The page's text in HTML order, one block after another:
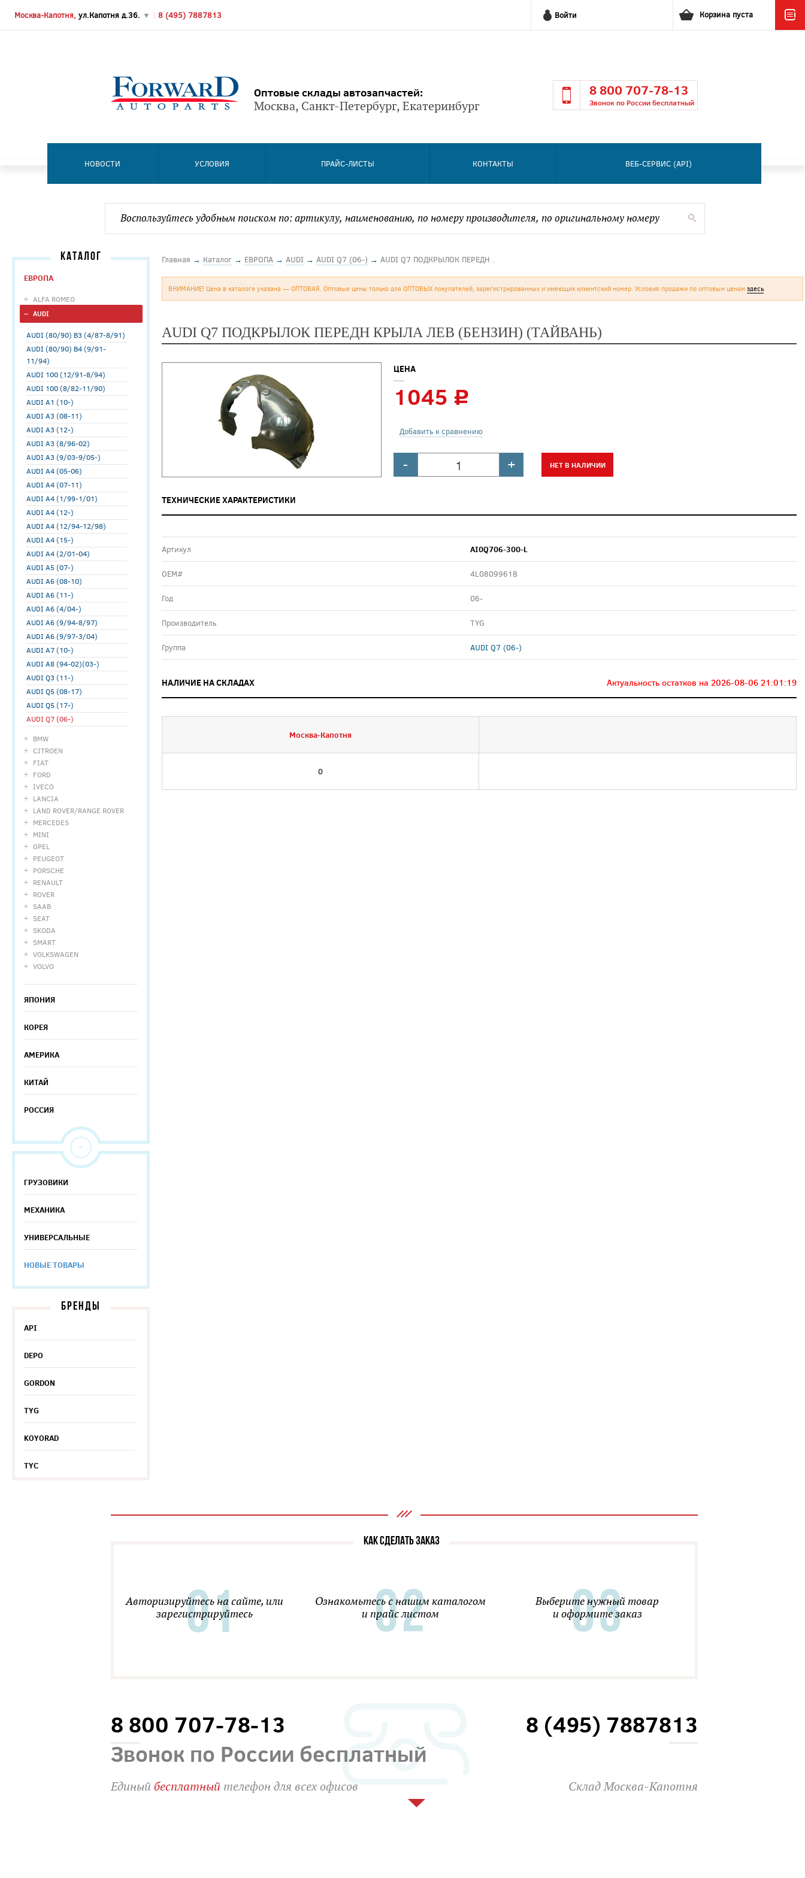
Москва-Капотня, ул.Капотня д.36. ▼ 8 (495) 7887813 Войти Корзина пуста
Оптовые склады автозапчастей:
Москва, Санкт-Петербург, Екатеринбург
8 800 707-78-13
Звонок по России бесплатный
НОВОСТИ УСЛОВИЯ ПРАЙС-ЛИСТЫ КОНТАКТЫ ВЕБ-СЕРВИС (API)
КАТАЛОГ
ЕВРОПА
ALFA ROMEO
AUDI
AUDI (80/90) B3 (4/87-8/91)
AUDI (80/90) B4 (9/91-
11/94)
AUDI 100 (12/91-8/94)
AUDI 100 (8/82-11/90)
AUDI A1 (10-)
AUDI A3 (08-11)
AUDI A3 (12-)
AUDI A3 (8/96-02)
AUDI A3 (9/03-9/05-)
AUDI A4 (05-06)
AUDI A4 (07-11)
AUDI A4 (1/99-1/01)
AUDI A4 (12-)
AUDI A4 (12/94-12/98)
AUDI A4 (15-)
AUDI A4 (2/01-04)
AUDI A5 (07-)
AUDI A6 (08-10)
AUDI A6 (11-)
AUDI A6 (4/04-)
AUDI A6 (9/94-8/97)
AUDI A6 (9/97-3/04)
AUDI A7 (10-)
AUDI A8 (94-02)(03-)
AUDI Q3 (11-)
AUDI Q5 (08-17)
AUDI Q5 (17-)
AUDI Q7 (06-)
BMW
CITROEN
FIAT
FORD
IVECO
LANCIA
LAND ROVER/RANGE ROVER
MERCEDES
MINI
OPEL
PEUGEOT
PORSCHE
RENAULT
ROVER
SAAB
SEAT
SKODA
SMART
VOLKSWAGEN
VOLVO
ЯПОНИЯ
КОРЕЯ
АМЕРИКА
КИТАЙ
РОССИЯ
ГРУЗОВИКИ
МЕХАНИКА
УНИВЕРСАЛЬНЫЕ
НОВЫЕ ТОВАРЫ
БРЕНДЫ
API
DEPO
GORDON
TYG
KOYORAD
TYC
Главная → Каталог → ЕВРОПА → AUDI → AUDI Q7 (06-) → AUDI Q7 ПОДКРЫЛОК ПЕРЕДН .
ВНИМАНИЕ! Цена в каталоге указана — ОПТОВАЯ. Оптовые цены только для ОПТОВЫХ покупателей, зарегистрированных и имеющих клиентский номер. Условия продажи по оптовым ценам здесь.
AUDI Q7 ПОДКРЫЛОК ПЕРЕДН КРЫЛА ЛЕВ (БЕНЗИН) (ТАЙВАНЬ)
ЦЕНА
1045 c
Добавить к сравнению
- + НЕТ В НАЛИЧИИ
ТЕХНИЧЕСКИЕ ХАРАКТЕРИСТИКИ
Артикул AI0Q706-300-L
ОЕМ# 4L0809961B
Год 06-
Производитель TYG
Группа AUDI Q7 (06-)
НАЛИЧИЕ НА СКЛАДАХ Актуальность остатков на 2026-08-06 21:01:19
Москва-Капотня
0
КАК СДЕЛАТЬ ЗАКАЗ
Авторизируйтесь на сайте, или
зарегистрируйтесь
Ознакомьтесь с нашим каталогом
и прайс листом
Выберите нужный товар
и оформите заказ
8 800 707-78-13
Звонок по России бесплатный
8 (495) 7887813
Единыйбесплатный телефон для всех офисов Склад Москва-Капотня